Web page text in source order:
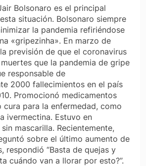
Bolsonaro es el principal
situación. Bolsonaro siempre
la pandemia refiriéndose
«gripezinha». En marzo de
previsión de que el coronavirus
que la pandemia de gripe
responsable de
2000 fallecimientos en el país
Promocionó medicamentos
cura para la enfermedad, como
ivermectina. Estuvo en
mascarilla. Recientemente,
sobre el último aumento de
respondió “Basta de quejas y
cuándo van a llorar por esto?”.